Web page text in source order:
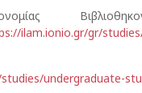
ilam.ionio.gr/gr/
undergraduate-